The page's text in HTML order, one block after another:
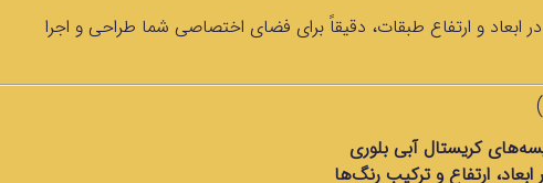
در ابعاد و ارتفاع طبقات، دقیقاً برای فضای اختصاصی شما طراحی و اجرا
کریستال آبی بلوری
ارتفاع و ترکیب رنگ‌ها